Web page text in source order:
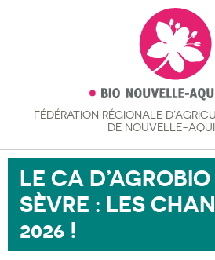
FÉDÉRATION RÉGIONALE
DE NOUVELLE-
LE CA
SÈVRE : LES
2026 !